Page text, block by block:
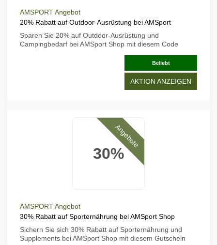
AMSPORT Angebot
20% Rabatt auf Outdoor-Ausrüstung bei AMSport
Sparen Sie 20% auf Outdoor-Ausrüstung und
Campingbedarf bei AMSport Shop mit diesem Code
Beliebt
AKTION ANZEIGEN
30%
Angebote
AMSPORT Angebot
30% Rabatt auf Sporternährung bei AMSport Shop
Sichern Sie sich 30% Rabatt auf Sporternährung und
Supplements bei AMSport Shop mit diesem Gutschein